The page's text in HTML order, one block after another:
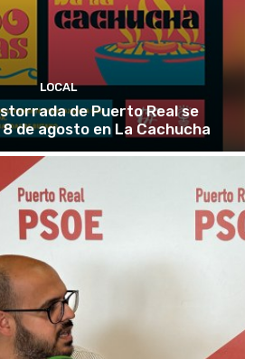
LOCAL
de Puerto Real se
de agosto en La Cachucha